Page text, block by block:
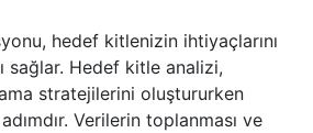
hedef kitlenizin ihtiyaçlarını
sağlar. Hedef kitle analizi,
stratejilerini oluştururken
Verilerin toplanması ve